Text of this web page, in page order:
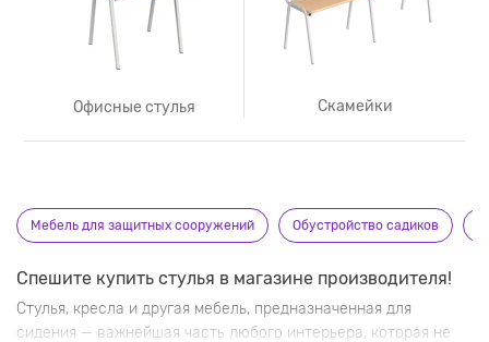
Офисные стулья Скамейки
Мебель для защитных сооружений Обустройство садиков
Спешите купить стулья в магазине производителя!
Стулья, кресла и другая мебель, предназначенная для
сидения — важнейшая часть любого интерьера, которая не